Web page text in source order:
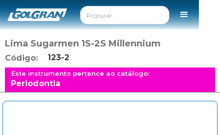
Lima Sugarmen 1S-2S Millennium
Código: 123-2
Este instrumento pertence ao catálogo:
Periodontia